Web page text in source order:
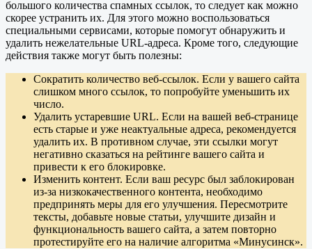
большого количества спамных ссылок, то следует как можно
скорее устранить их. Для этого можно воспользоваться
специальными сервисами, которые помогут обнаружить и
удалить нежелательные URL-адреса. Кроме того, следующие
действия также могут быть полезны:
Сократить количество веб-ссылок. Если у вашего сайта
слишком много ссылок, то попробуйте уменьшить их
число.
Удалить устаревшие URL. Если на вашей веб-странице
есть старые и уже неактуальные адреса, рекомендуется
удалить их. В противном случае, эти ссылки могут
негативно сказаться на рейтинге вашего сайта и
привести к его блокировке.
Изменить контент. Если ваш ресурс был заблокирован
из-за низкокачественного контента, необходимо
предпринять меры для его улучшения. Пересмотрите
тексты, добавьте новые статьи, улучшите дизайн и
функциональность вашего сайта, а затем повторно
протестируйте его на наличие алгоритма «Минусинск».